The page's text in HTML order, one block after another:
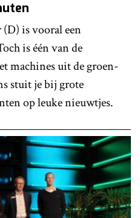
is vooral een
is één van de
machines uit de groen-
stuit je bij grote
op leuke nieuwtjes.